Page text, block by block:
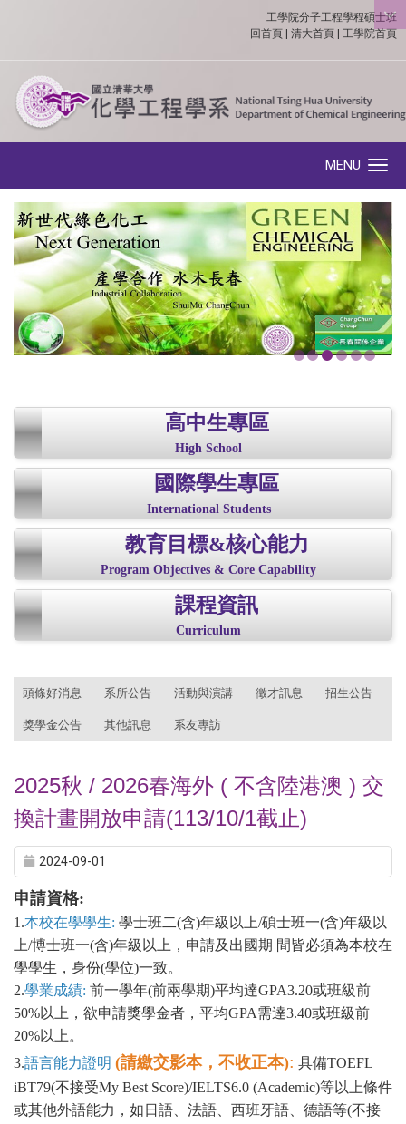
:::
工學院分子工程學程碩士班
回首頁
清大首頁 工學院首頁
MENU
高中生專區
High School
國際學生專區
International Students
教育目標&核心能力
Program Objectives & Core Capability
課程資訊
Curriculum
頭條好消息 系所公告 活動與演講 徵才訊息 招生公告
獎學金公告 其他訊息 系友專訪
2025秋 / 2026春海外 ( 不含陸港澳 ) 交
換計畫開放申請(113/10/1截止)
2024-09-01
申請資格:
1.本校在學學生: 學士班二(含)年級以上/碩士班一(含)年級以
上/博士班一(含)年級以上，申請及出國期 間皆必須為本校在
學學生，身份(學位)一致。
2.學業成績: 前一學年(前兩學期)平均達GPA3.20或班級前
50%以上，欲申請獎學金者，平均GPA需達3.40或班級前
20%以上。
3.語言能力證明 (請繳交影本，不收正本): 具備TOEFL
iBT79(不接受My Best Score)/IELTS6.0 (Academic)等以上條件
或其他外語能力，如日語、法語、西班牙語、德語等(不接